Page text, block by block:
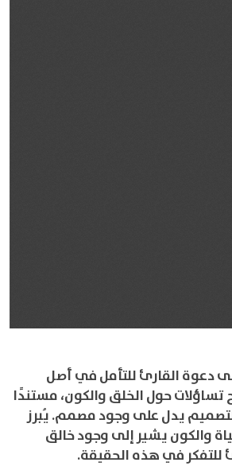
دعوة القارئ للتأمل في أصل
حول الخلق والكون، مستندًا
يدل على وجود مصمم. يُبرز
والكون يشير إلى وجود خالق
للتفكر في هذه الحقيقة.